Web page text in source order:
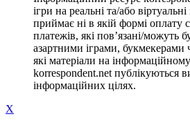
ігри на реальні та/або
приймає ні в якій формі оплату
платежів, які пов’язані/можуть
азартними іграми, букмекерами
які матеріали на
korrespondent.net публікуються
інформаційних цілях.
X